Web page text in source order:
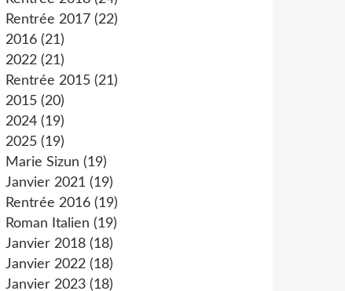
Rentrée 2017 (22)
2016 (21)
2022 (21)
Rentrée 2015 (21)
2015 (20)
2024 (19)
2025 (19)
Marie Sizun (19)
Janvier 2021 (19)
Rentrée 2016 (19)
Roman Italien (19)
Janvier 2018 (18)
Janvier 2022 (18)
Janvier 2023 (18)